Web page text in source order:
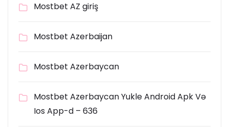
Mostbet AZ giriş
Mostbet Azerbaijan
Mostbet Azerbaycan
Mostbet Azerbaycan Yukle Android Apk Və
Ios App-d – 636